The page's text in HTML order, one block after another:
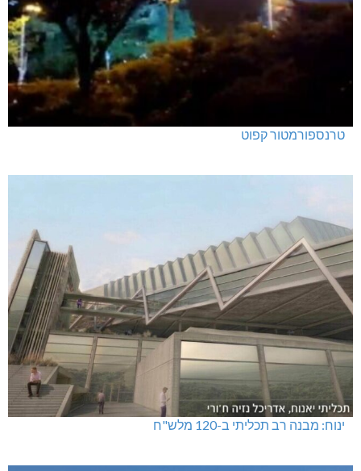
טרנספורמטור קפוט
ינוח: מבנה רב תכליתי ב-120 מלש"ח